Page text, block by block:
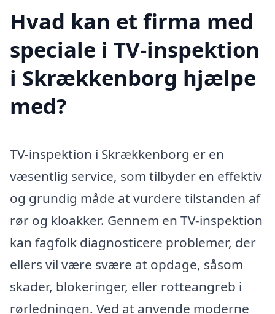
Hvad kan et firma med
speciale i TV-inspektion
i Skrækkenborg hjælpe
med?
TV-inspektion i Skrækkenborg er en
væsentlig service, som tilbyder en effektiv
og grundig måde at vurdere tilstanden af
rør og kloakker. Gennem en TV-inspektion
kan fagfolk diagnosticere problemer, der
ellers vil være svære at opdage, såsom
skader, blokeringer, eller rotteangreb i
rørledningen. Ved at anvende moderne